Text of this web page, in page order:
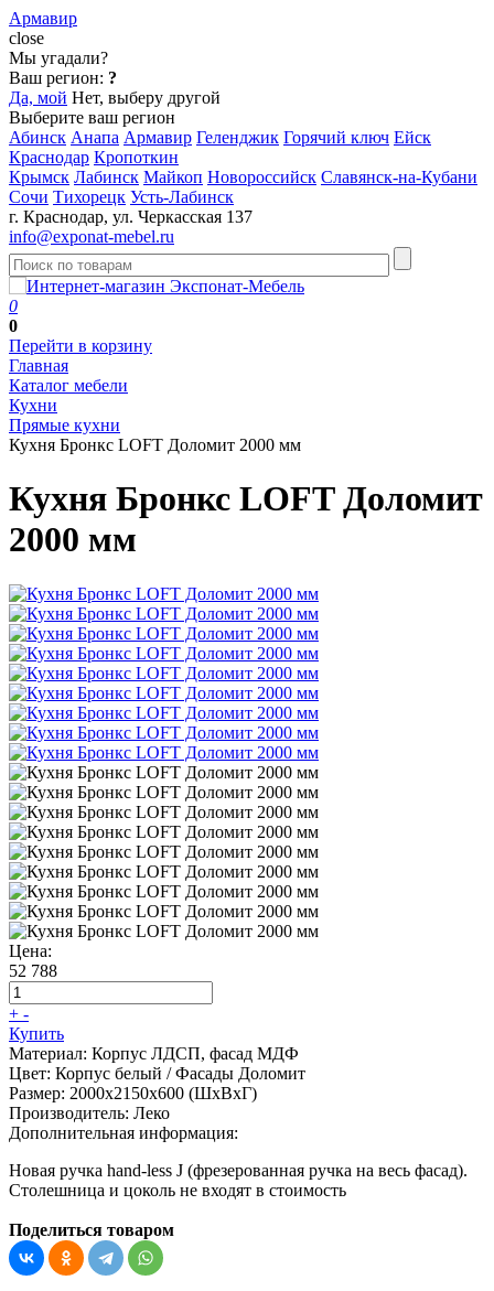
Армавир
close
Мы угадали?
Ваш регион: ?
Да, мой Нет, выберу другой
Выберите ваш регион
Абинск Анапа Армавир Геленджик Горячий ключ Ейск
Краснодар Кропоткин
Крымск Лабинск Майкоп Новороссийск Славянск-на-Кубани
Сочи Тихорецк Усть-Лабинск
г. Краснодар, ул. Черкасская 137
info@exponat-mebel.ru
0
0
Перейти в корзину
Главная
Каталог мебели
Кухни
Прямые кухни
Кухня Бронкс LOFT Доломит 2000 мм
Кухня Бронкс LOFT Доломит
2000 мм
Цена:
52 788
+ -
Купить
Материал: Корпус ЛДСП, фасад МДФ
Цвет: Корпус белый / Фасады Доломит
Размер: 2000х2150х600 (ШхВхГ)
Производитель: Леко
Дополнительная информация:
Новая ручка hand-less J (фрезерованная ручка на весь фасад).
Столешница и цоколь не входят в стоимость
Поделиться товаром